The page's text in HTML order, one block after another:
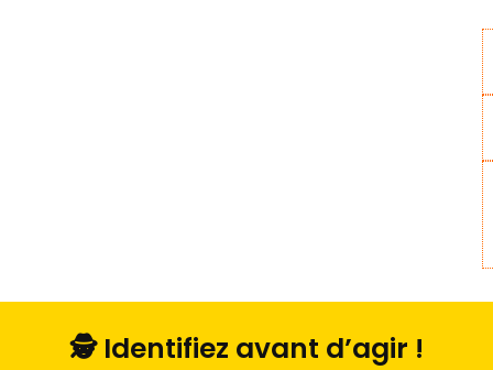
🕵️ Identifiez avant d’agir !